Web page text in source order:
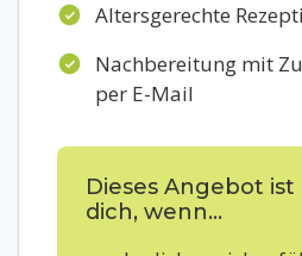
Altersgerechte
Nachbereitung mit
per E-Mail
Dieses Angebot
dich, wenn...